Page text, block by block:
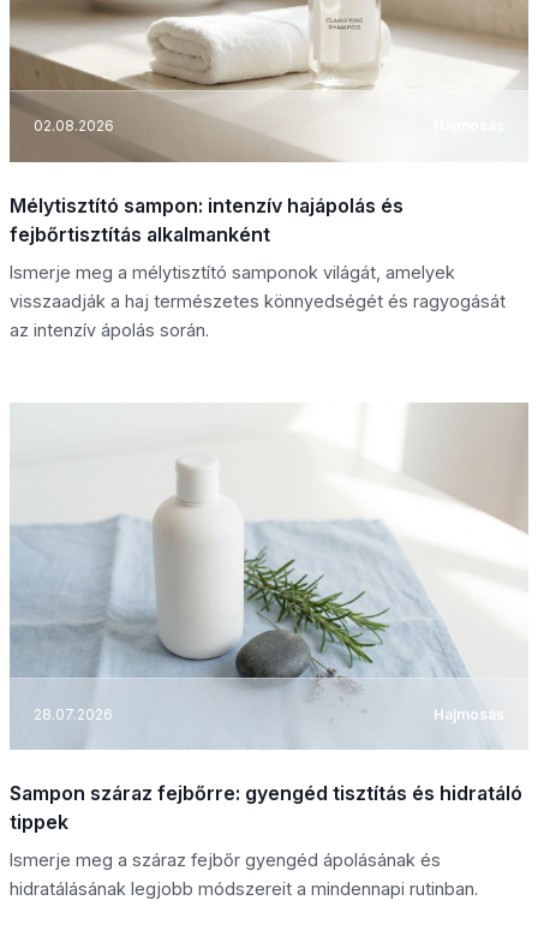
02.08.2026
Mélytisztító sampon: intenzív hajápolás és
fejbőrtisztítás alkalmanként
Ismerje meg a mélytisztító samponok világát, amelyek
visszaadják a haj természetes könnyedségét és ragyogását
az intenzív ápolás során.
28.07.2026 Hajmosás
Sampon száraz fejbőrre: gyengéd tisztítás és hidratáló
tippek
Ismerje meg a száraz fejbőr gyengéd ápolásának és
hidratálásának legjobb módszereit a mindennapi rutinban.